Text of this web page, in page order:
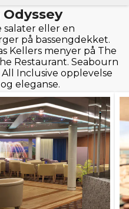
salater eller en
på bassengdekket.
Kellers menyer på The
Restaurant. Seabourn
Inclusive opplevelse
eleganse.